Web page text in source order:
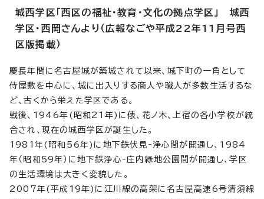
城西学区「西区の福祉・教育・文化の拠点学区」 城西
学区・西岡さんより（広報なごや平成22年11月号西
区版掲載）
慶長年間に名古屋城が築城されて以来、城下町の一角として
侍屋敷を中心に、城に出入りする商人や職人が多数生活するな
ど、古くから栄えた学区である。
戦後、1946年(昭和21年)に俵、花ノ木、上宿の各小学校が統
合され、現在の城西学区が誕生した。
1981年(昭和56年)に地下鉄伏見‐浄心間が開通し、1984
年（昭和59年）に地下鉄浄心‐庄内緑地公園間が開通し、学区
の生活環境は大きく変貌した。
2007年(平成19年)に江川線の高架に名古屋高速6号清須線